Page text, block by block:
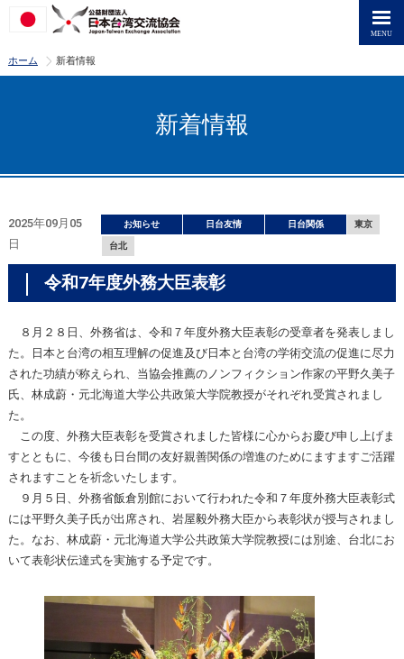
ホーム >
新着情報
新着情報
2025年09月05
日
お知らせ 日台友情 日台関係
東京
台北
令和7年度外務大臣表彰
８月２８日、外務省は、令和７年度外務大臣表彰の受章者を発表しまし
た。日本と台湾の相互理解の促進及び日本と台湾の学術交流の促進に尽力
された功績が称えられ、当協会推薦のノンフィクション作家の平野久美子
氏、林成蔚・元北海道大学公共政策大学院教授がそれぞれ受賞されまし
た。
この度、外務大臣表彰を受賞されました皆様に心からお慶び申し上げま
すとともに、今後も日台間の友好親善関係の増進のためにますますご活躍
されますことを祈念いたします。
９月５日、外務省飯倉別館において行われた令和７年度外務大臣表彰式
には平野久美子氏が出席され、岩屋毅外務大臣から表彰状が授与されまし
た。なお、林成蔚・元北海道大学公共政策大学院教授には別途、台北にお
いて表彰状伝達式を実施する予定です。